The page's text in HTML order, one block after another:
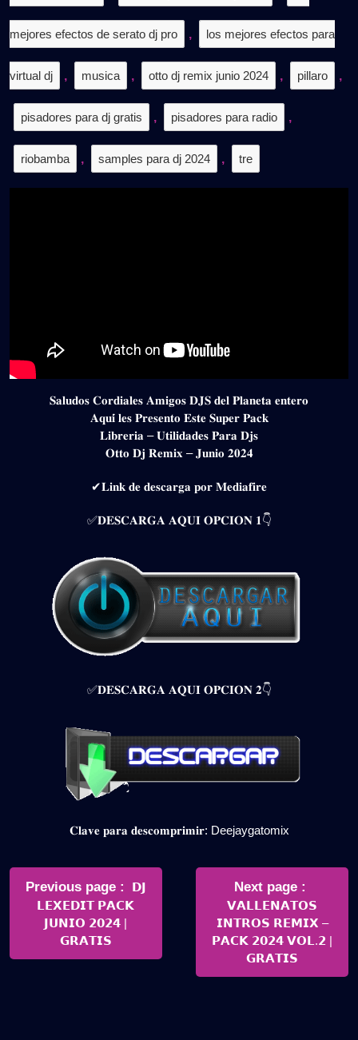
mejores efectos de serato dj pro , los mejores efectos para
virtual dj , musica , otto dj remix junio 2024 , pillaro ,
pisadores para dj gratis , pisadores para radio ,
riobamba , samples para dj 2024 , tre
𝐒𝐚𝐥𝐮𝐝𝐨𝐬 𝐂𝐨𝐫𝐝𝐢𝐚𝐥𝐞𝐬 𝐀𝐦𝐢𝐠𝐨𝐬 𝐃𝐉𝐒 𝐝𝐞𝐥 𝐏𝐥𝐚𝐧𝐞𝐭𝐚 𝐞𝐧𝐭𝐞𝐫𝐨
𝐀𝐪𝐮𝐢́ 𝐥𝐞𝐬 𝐏𝐫𝐞𝐬𝐞𝐧𝐭𝐨 𝐄𝐬𝐭𝐞 𝐒𝐮𝐩𝐞𝐫 𝐏𝐚𝐜𝐤
𝐋𝐢𝐛𝐫𝐞𝐫𝐢𝐚 – 𝐔𝐭𝐢𝐥𝐢𝐝𝐚𝐝𝐞𝐬 𝐏𝐚𝐫𝐚 𝐃𝐣𝐬
𝐎𝐭𝐭𝐨 𝐃𝐣 𝐑𝐞𝐦𝐢𝐱 – 𝐉𝐮𝐧𝐢𝐨 𝟐𝟎𝟐𝟒
✔𝐋𝐢𝐧𝐤 𝐝𝐞 𝐝𝐞𝐬𝐜𝐚𝐫𝐠𝐚 𝐩𝐨𝐫 𝐌𝐞𝐝𝐢𝐚𝐟𝐢𝐫𝐞
✅𝐃𝐄𝐒𝐂𝐀𝐑𝐆𝐀 𝐀𝐐𝐔𝐈 𝐎𝐏𝐂𝐈𝐎𝐍 𝟏👇
✅𝐃𝐄𝐒𝐂𝐀𝐑𝐆𝐀 𝐀𝐐𝐔𝐈 𝐎𝐏𝐂𝐈𝐎𝐍 𝟐👇
𝐂𝐥𝐚𝐯𝐞 𝐩𝐚𝐫𝐚 𝐝𝐞𝐬𝐜𝐨𝐦𝐩𝐫𝐢𝐦𝐢𝐫: Deejaygatomix
Navegación
de
entradas
Previous page
Older
Posts
𝗗𝗝
𝗟𝗘𝗫𝗘𝗗𝗜𝗧 𝗣𝗔𝗖𝗞
𝗝𝗨𝗡𝗜𝗢 𝟮𝟬𝟮𝟰 |
𝗚𝗥𝗔𝗧𝗜𝗦
Next page
Posts
𝗩𝗔𝗟𝗟𝗘𝗡𝗔𝗧𝗢𝗦
𝗜𝗡𝗧𝗥𝗢𝗦 𝗥𝗘𝗠𝗜𝗫 –
𝗣𝗔𝗖𝗞 𝟮𝟬𝟮𝟰 𝗩𝗢𝗟.𝟮 |
𝗚𝗥𝗔𝗧𝗜𝗦